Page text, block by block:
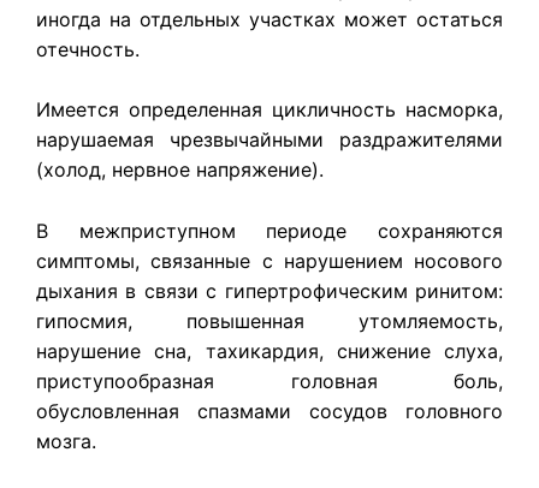
иногда на отдельных участках может остаться
отечность.
Имеется определенная цикличность насморка,
нарушаемая чрезвычайными раздражителями
(холод, нервное напряжение).
В межприступном периоде сохраняются
симптомы, связанные с нарушением носового
дыхания в связи с гипертрофическим ринитом:
гипосмия, повышенная утомляемость,
нарушение сна, тахикардия, снижение слуха,
приступообразная головная боль,
обусловленная спазмами сосудов головного
мозга.